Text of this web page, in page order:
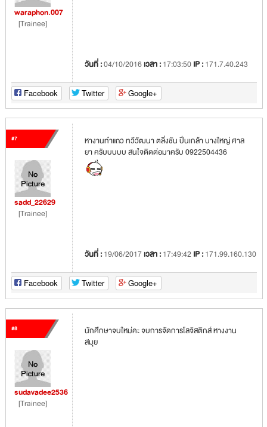
waraphon.007
[Trainee]
วันที่ :04/10/2016เวลา :17:03:50IP :171.7.40.243
Facebook Twitter Google+
#7
sadd_22629
[Trainee]
หางานทำแถว ทวีวัฒนา ตลิ่งชัน ปิ่นเกล้า บางใหญ่ ศาล
ยา ครับบบบบ สนใจติดต่อมาครับ 0922504436
วันที่ :19/06/2017เวลา :17:49:42 IP :171.99.160.130
Facebook Twitter Google+
#8
sudavadee2536
[Trainee]
นักศึกษาจบใหม่คะ จบการจัดการโลจิสติกส์ หางงาน
สมุย